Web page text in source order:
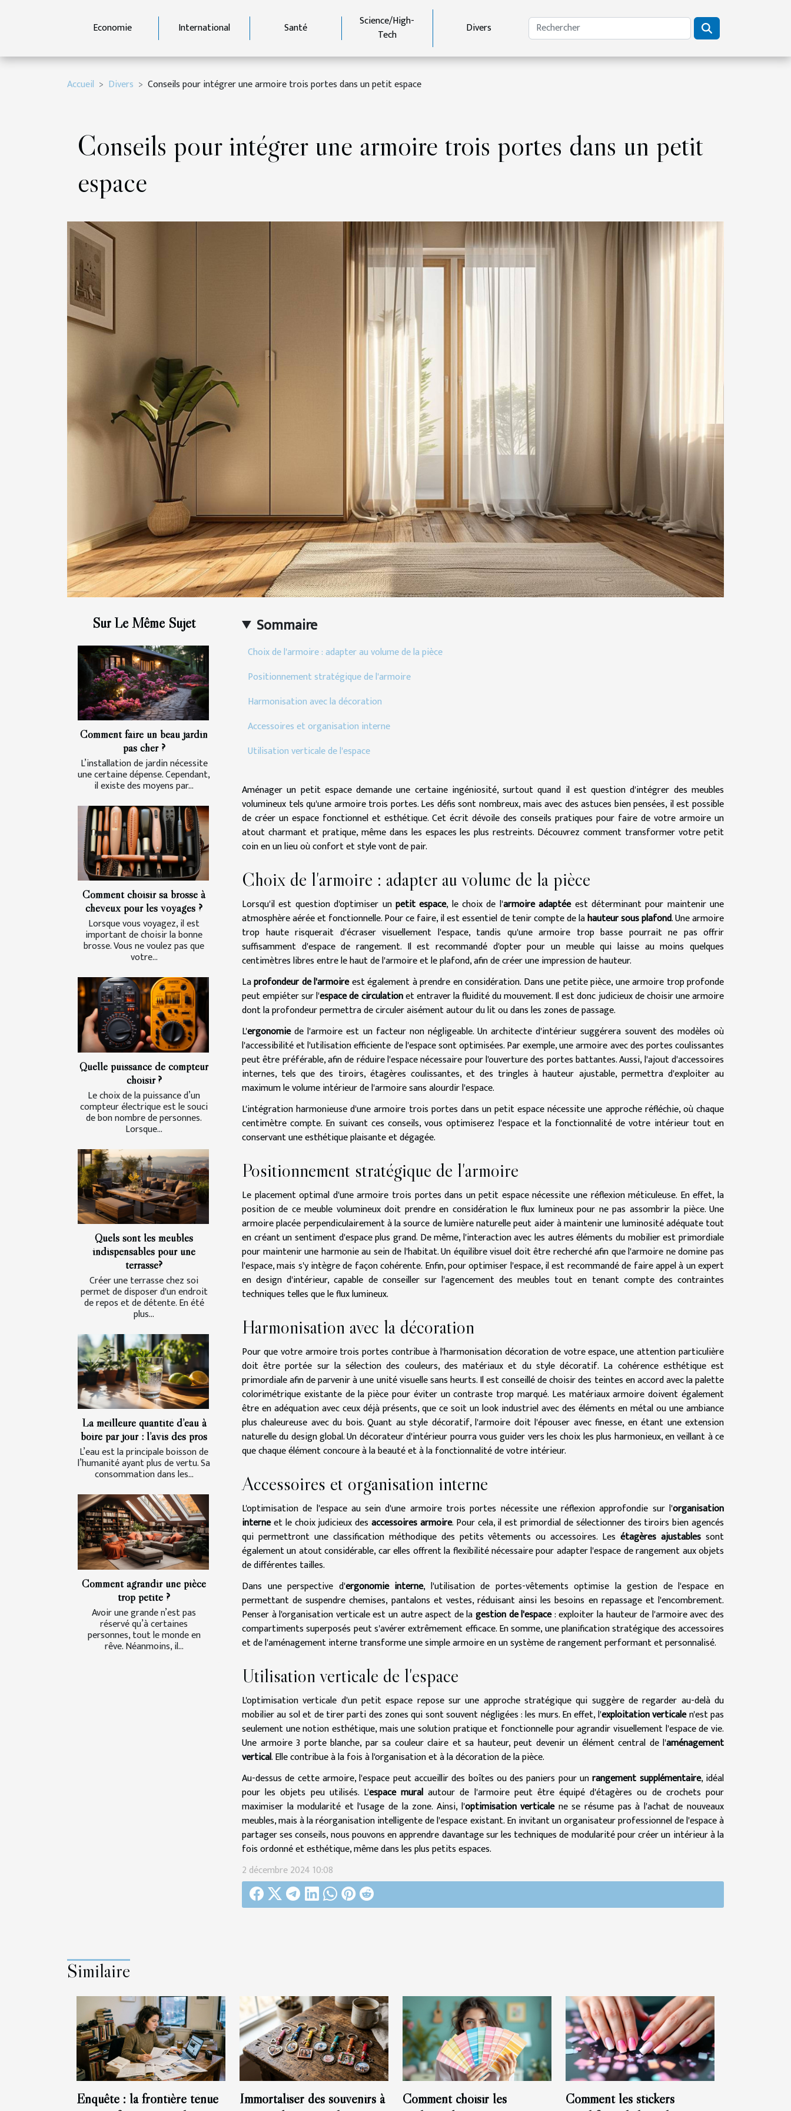
Economie International Santé
Science/High-
Tech
Divers
Accueil Divers Conseils pour intégrer une armoire trois portes dans un petit espace
Conseils pour intégrer une armoire trois portes dans un petit
espace
Sur Le Même Sujet
Comment faire un beau jardin
pas cher ?
L’installation de jardin nécessite
une certaine dépense. Cependant,
il existe des moyens par...
Comment choisir sa brosse à
cheveux pour les voyages ?
Lorsque vous voyagez, il est
important de choisir la bonne
brosse. Vous ne voulez pas que
votre...
Quelle puissance de compteur
choisir ?
Le choix de la puissance d’un
compteur électrique est le souci
de bon nombre de personnes.
Lorsque...
Quels sont les meubles
indispensables pour une
terrasse?
Créer une terrasse chez soi
permet de disposer d'un endroit
de repos et de détente. En été
plus...
La meilleure quantité d’eau à
boire par jour : l’avis des pros
L’eau est la principale boisson de
l’humanité ayant plus de vertu. Sa
consommation dans les...
Comment agrandir une pièce
trop petite ?
Avoir une grande n’est pas
réservé qu’à certaines
personnes, tout le monde en
rêve. Néanmoins, il...
Sommaire
Choix de l'armoire : adapter au volume de la pièce
Positionnement stratégique de l'armoire
Harmonisation avec la décoration
Accessoires et organisation interne
Utilisation verticale de l'espace
Aménager un petit espace demande une certaine ingéniosité, surtout quand il est question d'intégrer des meubles
volumineux tels qu'une armoire trois portes. Les défis sont nombreux, mais avec des astuces bien pensées, il est possible
de créer un espace fonctionnel et esthétique. Cet écrit dévoile des conseils pratiques pour faire de votre armoire un
atout charmant et pratique, même dans les espaces les plus restreints. Découvrez comment transformer votre petit
coin en un lieu où confort et style vont de pair.
Choix de l'armoire : adapter au volume de la pièce
Lorsqu'il est question d'optimiser un petit espace, le choix de l'armoire adaptéeest déterminant pour maintenir une
atmosphère aérée et fonctionnelle. Pour ce faire, il est essentiel de tenir compte de lahauteur sous plafond. Une armoire
trop haute risquerait d'écraser visuellement l'espace, tandis qu'une armoire trop basse pourrait ne pas offrir
suffisamment d'espace de rangement. Il est recommandé d'opter pour un meuble qui laisse au moins quelques
centimètres libres entre le haut de l'armoire et le plafond, afin de créer une impression de hauteur.
Laprofondeur de l'armoireest également à prendre en considération. Dans une petite pièce, une armoire trop profonde
peut empiéter sur l'espace de circulationet entraver la fluidité du mouvement. Il est donc judicieux de choisir une armoire
dont la profondeur permettra de circuler aisément autour du lit ou dans les zones de passage.
L'ergonomiede l'armoire est un facteur non négligeable. Un architecte d'intérieur suggérera souvent des modèles où
l'accessibilité et l'utilisation efficiente de l'espace sont optimisées. Par exemple, une armoire avec des portes coulissantes
peut être préférable, afin de réduire l'espace nécessaire pour l'ouverture des portes battantes. Aussi, l'ajout d'accessoires
internes, tels que des tiroirs, étagères coulissantes, et des tringles à hauteur ajustable, permettra d'exploiter au
maximum le volume intérieur de l'armoire sans alourdir l'espace.
L'intégration harmonieuse d'une armoire trois portes dans un petit espace nécessite une approche réfléchie, où chaque
centimètre compte. En suivant ces conseils, vous optimiserez l'espace et la fonctionnalité de votre intérieur tout en
conservant une esthétique plaisante et dégagée.
Positionnement stratégique de l'armoire
Le placement optimal d'une armoire trois portes dans un petit espace nécessite une réflexion méticuleuse. En effet, la
position de ce meuble volumineux doit prendre en considération le flux lumineux pour ne pas assombrir la pièce. Une
armoire placée perpendiculairement à la source de lumière naturelle peut aider à maintenir une luminosité adéquate tout
en créant un sentiment d'espace plus grand. De même, l'interaction avec les autres éléments du mobilier est primordiale
pour maintenir une harmonie au sein de l'habitat. Un équilibre visuel doit être recherché afin que l'armoire ne domine pas
l'espace, mais s'y intègre de façon cohérente. Enfin, pour optimiser l'espace, il est recommandé de faire appel à un expert
en design d'intérieur, capable de conseiller sur l'agencement des meubles tout en tenant compte des contraintes
techniques telles que le flux lumineux.
Harmonisation avec la décoration
Pour que votre armoire trois portes contribue à l'harmonisation décoration de votre espace, une attention particulière
doit être portée sur la sélection des couleurs, des matériaux et du style décoratif. La cohérence esthétique est
primordiale afin de parvenir à une unité visuelle sans heurts. Il est conseillé de choisir des teintes en accord avec la palette
colorimétrique existante de la pièce pour éviter un contraste trop marqué. Les matériaux armoire doivent également
être en adéquation avec ceux déjà présents, que ce soit un look industriel avec des éléments en métal ou une ambiance
plus chaleureuse avec du bois. Quant au style décoratif, l'armoire doit l'épouser avec finesse, en étant une extension
naturelle du design global. Un décorateur d'intérieur pourra vous guider vers les choix les plus harmonieux, en veillant à ce
que chaque élément concoure à la beauté et à la fonctionnalité de votre intérieur.
Accessoires et organisation interne
L'optimisation de l'espace au sein d'une armoire trois portes nécessite une réflexion approfondie sur l'organisation
interneet le choix judicieux des accessoires armoire. Pour cela, il est primordial de sélectionner des tiroirs bien agencés
qui permettront une classification méthodique des petits vêtements ou accessoires. Lesétagères ajustables sont
également un atout considérable, car elles offrent la flexibilité nécessaire pour adapter l'espace de rangement aux objets
de différentes tailles.
Dans une perspective d'ergonomie interne, l'utilisation de portes-vêtements optimise la gestion de l'espace en
permettant de suspendre chemises, pantalons et vestes, réduisant ainsi les besoins en repassage et l'encombrement.
Penser à l'organisation verticale est un autre aspect de lagestion de l'espace: exploiter la hauteur de l'armoire avec des
compartiments superposés peut s'avérer extrêmement efficace. En somme, une planification stratégique des accessoires
et de l'aménagement interne transforme une simple armoire en un système de rangement performant et personnalisé.
Utilisation verticale de l'espace
L'optimisation verticale d'un petit espace repose sur une approche stratégique qui suggère de regarder au-delà du
mobilier au sol et de tirer parti des zones qui sont souvent négligées : les murs. En effet, l'exploitation verticalen'est pas
seulement une notion esthétique, mais une solution pratique et fonctionnelle pour agrandir visuellement l'espace de vie.
Une armoire 3 porte blanche, par sa couleur claire et sa hauteur, peut devenir un élément central de l'aménagement
vertical. Elle contribue à la fois à l'organisation et à la décoration de la pièce.
Au-dessus de cette armoire, l'espace peut accueillir des boîtes ou des paniers pour unrangement supplémentaire, idéal
pour les objets peu utilisés. L'espace mural autour de l'armoire peut être équipé d'étagères ou de crochets pour
maximiser la modularité et l'usage de la zone. Ainsi, l'optimisation verticalene se résume pas à l'achat de nouveaux
meubles, mais à la réorganisation intelligente de l'espace existant. En invitant un organisateur professionnel de l'espace à
partager ses conseils, nous pouvons en apprendre davantage sur les techniques de modularité pour créer un intérieur à la
fois ordonné et esthétique, même dans les plus petits espaces.
2 décembre 2024 10:08
Similaire
Enquête : la frontière ténue
Immortaliser des souvenirs à
Comment choisir les
Comment les stickers